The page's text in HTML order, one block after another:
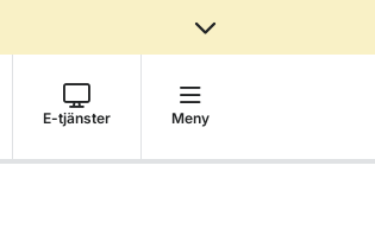
E-tjänster Meny